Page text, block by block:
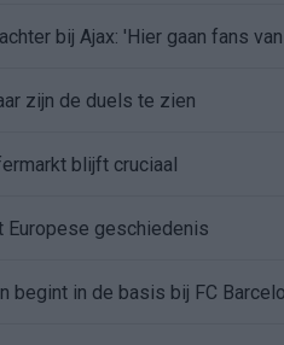
bij Ajax: 'Hier gaan fans
zijn de duels te zien
blijft cruciaal
Europese geschiedenis
begint in de basis bij FC